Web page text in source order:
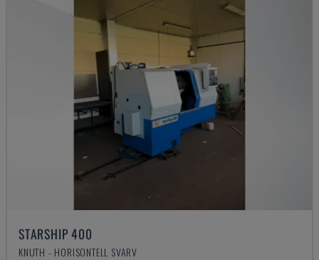
STARSHIP 400
KNUTH - HORISONTELL SVARV